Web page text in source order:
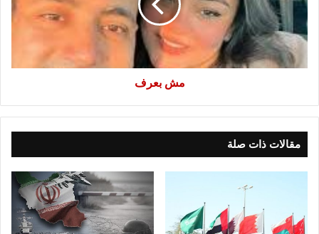
مش بعرف
مقالات ذات صلة